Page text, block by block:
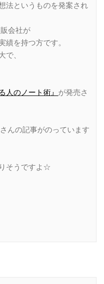
法というものを発案され
会社が
績を持つ方です。
で、
人のノート術』 が発売さ
んの記事がのっています
そうですよ☆